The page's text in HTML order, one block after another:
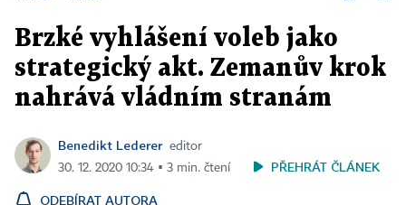
Brzké vyhlášení voleb jako
strategický akt. Zemanův krok
nahrává vládním stranám
Benedikt Lederer editor
30. 12. 2020 10:34 ▪ 3 min. čtení
PŘEHRÁT ČLÁNEK
ODEBÍRAT AUTORA